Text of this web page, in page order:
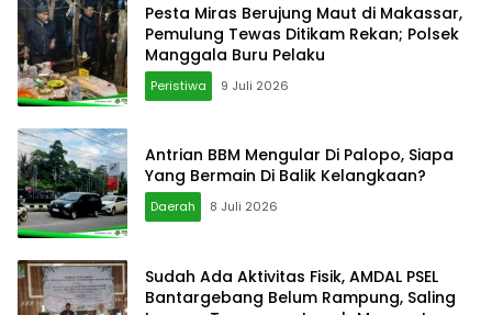
Pesta Miras Berujung Maut di Makassar,
Pemulung Tewas Ditikam Rekan; Polsek
Manggala Buru Pelaku
Peristiwa 9 Juli 2026
Antrian BBM Mengular Di Palopo, Siapa
Yang Bermain Di Balik Kelangkaan?
Daerah 8 Juli 2026
Sudah Ada Aktivitas Fisik, AMDAL PSEL
Bantargebang Belum Rampung, Saling